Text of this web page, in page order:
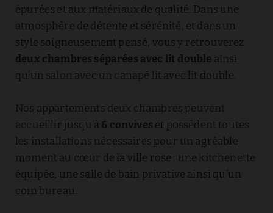
épurées et aux matériaux de qualité. Dans une
atmosphère de détente et sérénité, et dans un
style soigneusement pensé, vous y retrouverez
deux chambres séparées avec lit double ainsi
qu’un salon avec un canapé lit avec lit double.
Nos appartements deux chambres peuvent
accueillir jusqu’à 6 convives et possèdent toutes
les installations nécessaires pour un agréable
moment au cœur de la ville rose : une kitchenette
équipée, une salle de bain privative ainsi qu’un
coin bureau.